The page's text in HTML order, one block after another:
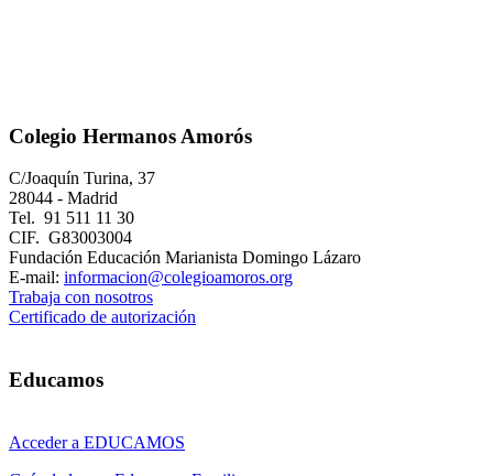
Colegio Hermanos Amorós
C/Joaquín Turina, 37
28044 - Madrid
Tel. 91 511 11 30
CIF. G83003004
Fundación Educación Marianista Domingo Lázaro
E-mail: informacion@colegioamoros.org
Trabaja con nosotros
Certificado de autorización
Educamos
Acceder a EDUCAMOS